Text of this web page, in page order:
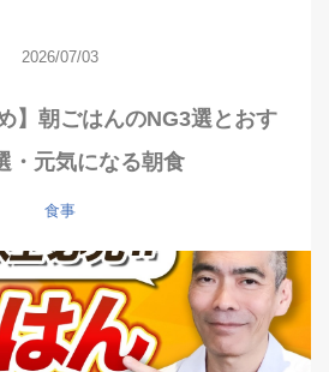
2026/07/03
】朝ごはんのNG3選とおす
・元気になる朝食
食事